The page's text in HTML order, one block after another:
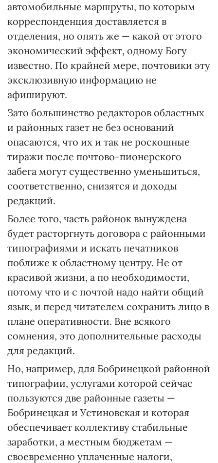
автомобильные маршруты, по которым
корреспонденция доставляется в
отделения, но опять же — какой от этого
экономический эффект, одному Богу
известно. По крайней мере, почтовики эту
эксклюзивную информацию не
афишируют.
Зато большинство редакторов областных
и районных газет не без оснований
опасаются, что их и так не роскошные
тиражи после почтово-пионерского
забега могут существенно уменьшиться,
соответственно, снизятся и доходы
редакций.
Более того, часть районок вынуждена
будет расторгнуть договора с районными
типографиями и искать печатников
поближе к областному центру. Не от
красивой жизни, а по необходимости,
потому что и с почтой надо найти общий
язык, и перед читателем сохранить лицо в
плане оперативности. Вне всякого
сомнения, это дополнительные расходы
для редакций.
Но, например, для Бобринецкой районной
типографии, услугами которой сейчас
пользуются две районные газеты —
Бобринецкая и Устиновская и которая
обеспечивает коллективу стабильные
заработки, а местным бюджетам —
своевременно уплаченные налоги,